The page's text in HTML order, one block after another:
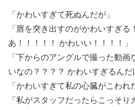
「かわいすぎて死ぬんだが」
「唇を突き出すのがかわいすぎる
あ！！！！！ かわいい！！！！」
「下からのアングルで撮った動
いなの？？？？ かわいすぎるんだ
「かわいすぎて私の心臓がこわれ
「私がスタッフだったらこっそ